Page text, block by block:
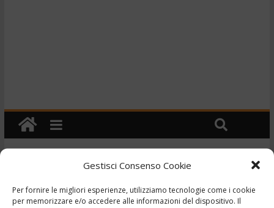
Gestisci Consenso Cookie
Per fornire le migliori esperienze, utilizziamo tecnologie come i cookie
per memorizzare e/o accedere alle informazioni del dispositivo. Il
TG Speciale – In Ciociaria